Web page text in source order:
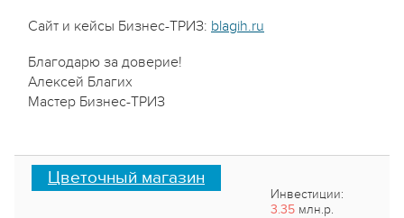
Сайт и кейсы Бизнес-ТРИЗ: blagih.ru
Благодарю за доверие!
Алексей Благих
Мастер Бизнес-ТРИЗ
Цветочный магазин
Инвестиции:
3.35млн.р.